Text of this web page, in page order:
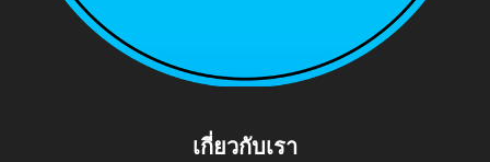
เกี่ยวกับเรา